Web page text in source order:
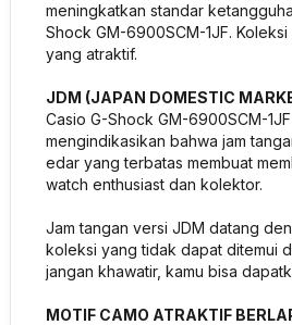
meningkatkan standar
Shock GM-6900SCM-1JF.
yang atraktif.
JDM (JAPAN DOMESTIC
Casio G-Shock GM-6900SCM-
mengindikasikan bahwa jam
edar yang terbatas membuat
watch enthusiast dan kolektor.
Jam tangan versi JDM datang
koleksi yang tidak dapat ditemui
jangan khawatir, kamu bisa
MOTIF CAMO ATRAKTIF